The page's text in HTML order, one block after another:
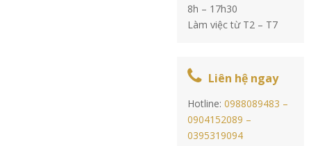
8h – 17h30
Làm việc từ T2 – T7
Liên hệ ngay
Hotline:0988089483 –
0904152089 –
0395319094